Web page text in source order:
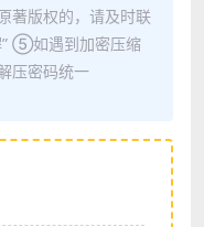
著版权的，请及时联
” ⑤如遇到加密压缩
压密码统一